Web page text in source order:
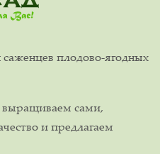
плодово-ягодных
выращиваем сами,
и предлагаем